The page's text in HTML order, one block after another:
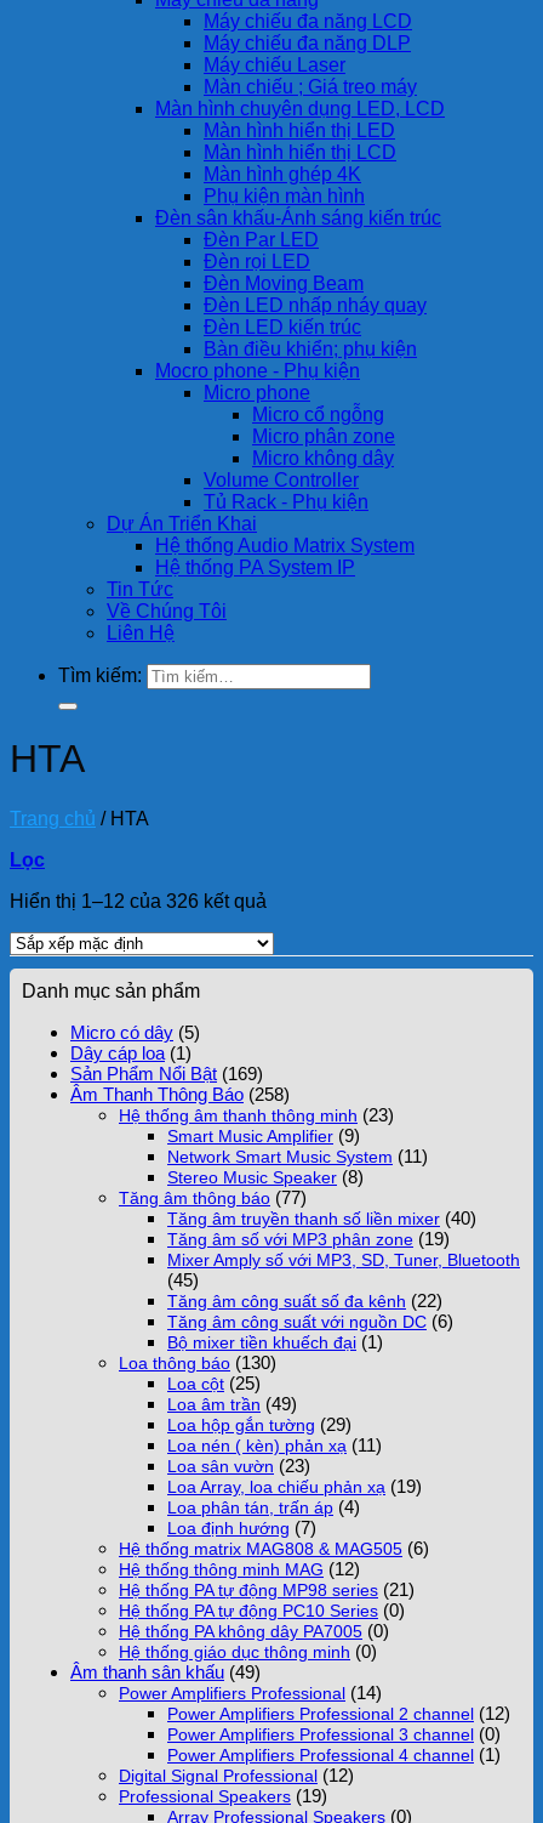
Máy chiếu đa năng LCD
Máy chiếu đa năng DLP
Máy chiếu Laser
Màn chiếu ; Giá treo máy
Màn hình chuyên dụng LED, LCD
Màn hình hiển thị LED
Màn hình hiển thị LCD
Màn hình ghép 4K
Phụ kiện màn hình
Đèn sân khấu-Ánh sáng kiến trúc
Đèn Par LED
Đèn rọi LED
Đèn Moving Beam
Đèn LED nhấp nháy quay
Đèn LED kiến trúc
Bàn điều khiển; phụ kiện
Mocro phone - Phụ kiện
Micro phone
Micro cổ ngỗng
Micro phân zone
Micro không dây
Volume Controller
Tủ Rack - Phụ kiện
Dự Án Triển Khai
Hệ thống Audio Matrix System
Hệ thống PA System IP
Tin Tức
Về Chúng Tôi
Liên Hệ
Tìm kiếm:
HTA
Trang chủ / HTA
Lọc
Hiển thị 1–12 của 326 kết quả
Danh mục sản phẩm
Micro có dây (5)
Dây cáp loa (1)
Sản Phẩm Nổi Bật (169)
Âm Thanh Thông Báo (258)
Hệ thống âm thanh thông minh (23)
Smart Music Amplifier (9)
Network Smart Music System (11)
Stereo Music Speaker (8)
Tăng âm thông báo (77)
Tăng âm truyền thanh số liền mixer (40)
Tăng âm số với MP3 phân zone (19)
Mixer Amply số với MP3, SD, Tuner, Bluetooth
(45)
Tăng âm công suất số đa kênh (22)
Tăng âm công suất với nguồn DC (6)
Bộ mixer tiền khuếch đại (1)
Loa thông báo (130)
Loa cột (25)
Loa âm trần (49)
Loa hộp gắn tường (29)
Loa nén ( kèn) phản xạ (11)
Loa sân vườn (23)
Loa Array, loa chiếu phản xạ (19)
Loa phân tán, trấn áp (4)
Loa định hướng (7)
Hệ thống matrix MAG808 & MAG505 (6)
Hệ thống thông minh MAG (12)
Hệ thống PA tự động MP98 series (21)
Hệ thống PA tự động PC10 Series (0)
Hệ thống PA không dây PA7005 (0)
Hệ thống giáo dục thông minh (0)
Âm thanh sân khấu (49)
Power Amplifiers Professional (14)
Power Amplifiers Professional 2 channel (12)
Power Amplifiers Professional 3 channel (0)
Power Amplifiers Professional 4 channel (1)
Digital Signal Professional (12)
Professional Speakers (19)
Array Professional Speakers (0)